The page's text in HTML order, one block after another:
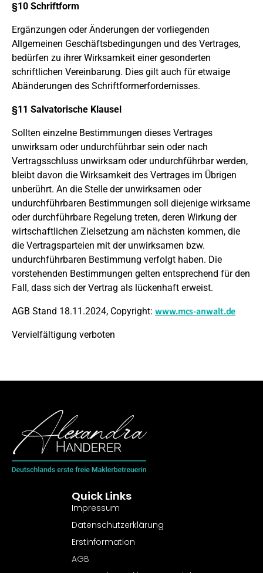
§10 Schriftform
Ergänzungen oder Änderungen der vorliegenden
Allgemeinen Geschäftsbedingungen und des Vertrages,
bedürfen zu ihrer Wirksamkeit einer gesonderten
schriftlichen Vereinbarung. Dies gilt auch für etwaige
Abänderungen des Schriftformerfordernisses.
§11 Salvatorische Klausel
Sollten einzelne Bestimmungen dieses Vertrages
unwirksam oder undurchführbar sein oder nach
Vertragsschluss unwirksam oder undurchführbar werden,
bleibt davon die Wirksamkeit des Vertrages im Übrigen
unberührt. An die Stelle der unwirksamen oder
undurchführbaren Bestimmungen soll diejenige wirksame
oder durchführbare Regelung treten, deren Wirkung der
wirtschaftlichen Zielsetzung am nächsten kommen, die
die Vertragsparteien mit der unwirksamen bzw.
undurchführbaren Bestimmung verfolgt haben. Die
vorstehenden Bestimmungen gelten entsprechend für den
Fall, dass sich der Vertrag als lückenhaft erweist.
AGB Stand 18.11.2024, Copyright: www.mcs-anwalt.de
Vervielfältigung verboten
Quick Links
Impressum
Datenschutzerklärung
Erstinformation
AGB